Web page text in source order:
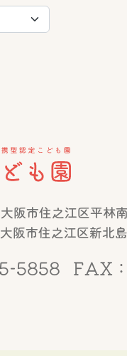
阪市住之江区平林
阪市住之江区新北
5858 FAX